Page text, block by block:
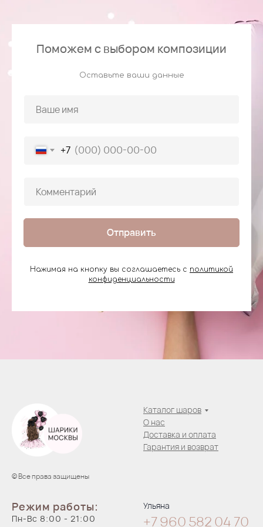
Поможем с выбором композиции
Оставьте ваши данные
+7
Отправить
Нажимая на кнопку вы соглашаетесь с политикой
конфиденциальности
© Все права защищены
Каталог шаров
О нас
Доставка и оплата
Гарантия и возврат
Режим работы:
Пн-Вс 8:00 - 21:00
Ульяна
+7 960 582 04 70